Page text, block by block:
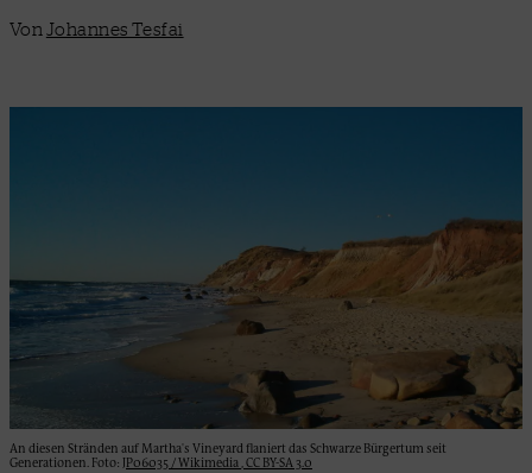
Von Johannes Tesfai
An diesen Stränden auf Martha's Vineyard flaniert das Schwarze Bürgertum seit
Generationen. Foto:
JP06035 / Wikimedia ,CC BY-SA 3.0